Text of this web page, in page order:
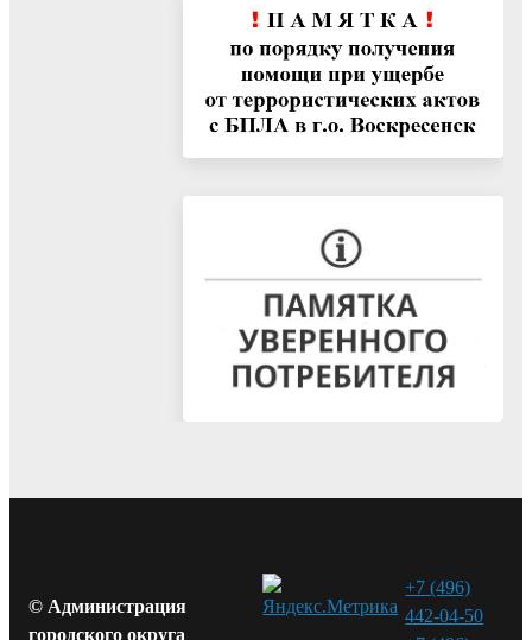
© Администрация
городского округа
+7 (496)
442-04-50